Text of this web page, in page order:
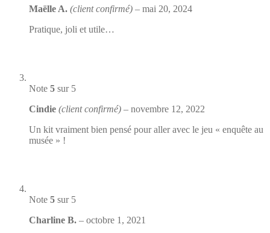
Maëlle A. (client confirmé) – mai 20, 2024
Pratique, joli et utile…
Note 5 sur 5
Cindie (client confirmé) – novembre 12, 2022
Un kit vraiment bien pensé pour aller avec le jeu « enquête au
musée » !
Note 5 sur 5
Charline B. – octobre 1, 2021